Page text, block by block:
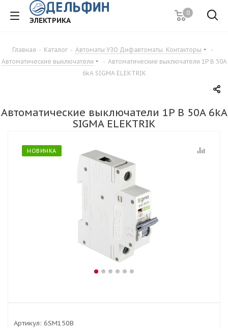
ЭЛЕКТРИКА
0
Главная - Каталог - Автоматы УЗО Дифавтоматы. Контакторы
-
Автоматические выключатели
- Автоматические выключатели 1P B 50A
6kA SIGMA ELEKTRIK
Автоматические выключатели 1P B 50A 6kA
SIGMA ELEKTRIK
НОВИНКА
Артикул: 6SM150B